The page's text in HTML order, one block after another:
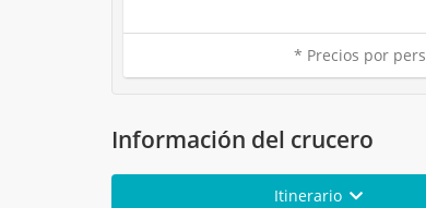
* Precios por
Información del crucero
Itinerario